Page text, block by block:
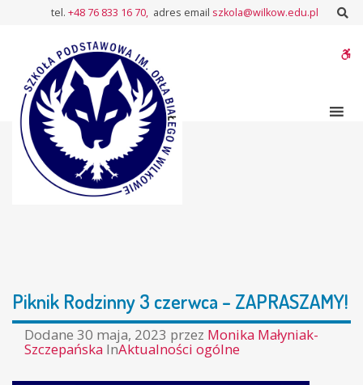
czerwca
ZAPRASZAMY!
tel. +48 76 833 16 70, adres email szkola@wilkow.edu.pl
Piknik Rodzinny 3 czerwca – ZAPRASZAMY!
Dodane 30 maja, 2023 przez Monika Małyniak-
Szczepańska InAktualności ogólne